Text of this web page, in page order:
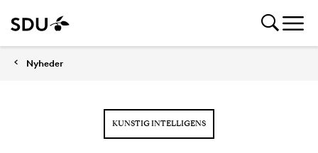
Nyheder
KUNSTIG INTELLIGENS